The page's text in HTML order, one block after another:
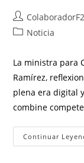
ColaboradorF2
Noticia
La ministra para
Ramírez,
plena era digital
combine
Continuar